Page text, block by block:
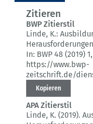
Zitieren
BWP Zitierstil
Linde, K.:
In: BWP 48 (2019) 1
https://www.bwp-
zeitschrift.de/
Kopieren
APA Zitierstil
Linde, K. (2019).